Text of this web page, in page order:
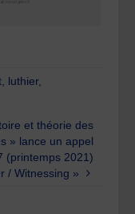
luthier,
et théorie des
» lance un appel
(printemps 2021)
/ Witnessing »